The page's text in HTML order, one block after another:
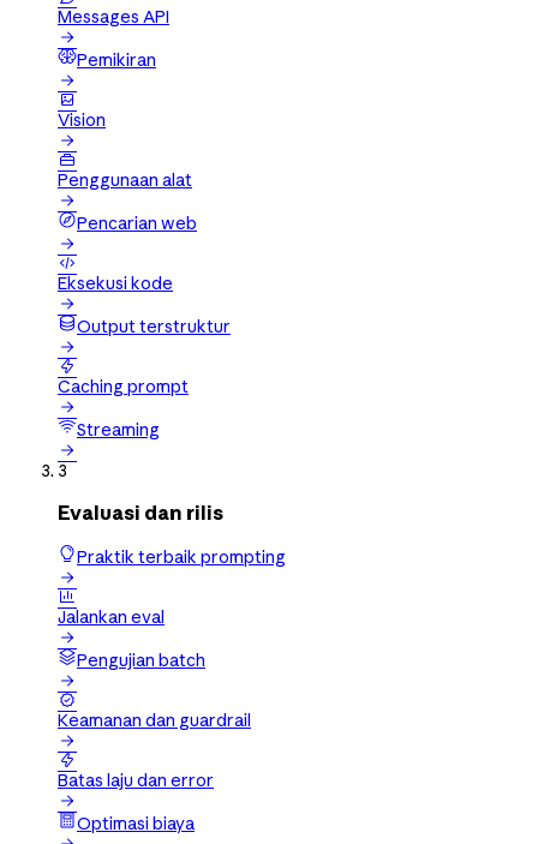
Messages API

Pemikiran


Vision


Penggunaan alat

Pencarian web


Eksekusi kode

Output terstruktur


Caching prompt

Streaming

3
Evaluasi dan rilis
Praktik terbaik prompting


Jalankan eval

Pengujian batch


Keamanan dan guardrail


Batas laju dan error

Optimasi biaya